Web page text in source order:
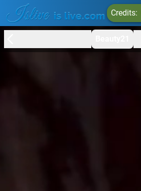
credits: